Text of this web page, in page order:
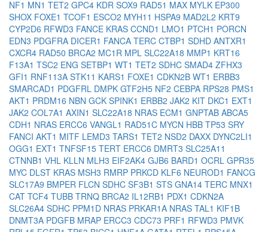
NF1 MN1 TET2 GPC4 KDR SOX9 RAD51 MAX MYLK EP300
SHOX FOXE1 TCOF1 ESCO2 MYH11 HSPA9 MAD2L2 KRT9
CYP2D6 RFWD3 FANCE KRAS CCND1 LMO1 PTCH1 PORCN
EDN3 PDGFRA DICER1 FANCA TERC CTBP1 SDHD ANTXR1
CXCR4 RAD50 BRCA2 MC1R MPL SLC22A18 MMP1 KRT16
F13A1 TSC2 ENG SETBP1 WT1 TET2 SDHC SMAD4 ZFHX3
GFI1 RNF113A STK11 KARS1 FOXE1 CDKN2B WT1 ERBB3
SMARCAD1 PDGFRL DMPK GTF2H5 NF2 CEBPA RPS28 PMS1
AKT1 PRDM16 NBN GCK SPINK1 ERBB2 JAK2 KIT DKC1 EXT1
JAK2 COL7A1 AXIN1 SLC22A18 NRAS ECM1 GNPTAB ABCA5
CDH1 NRAS ERCC6 VANGL1 RAD51C MYCN HBB TP53 SRY
FANCI AKT1 MITF LEMD3 TARS1 TET2 NSD2 DAXX DYNC2LI1
OGG1 EXT1 TNFSF15 TERT ERCC6 DMRT3 SLC25A11
CTNNB1 VHL KLLN MLH3 EIF2AK4 GJB6 BARD1 OCRL GPR35
MYC DLST KRAS MSH3 RMRP PRKCD KLF6 NEUROD1 FANCG
SLC17A9 BMPER FLCN SDHC SF3B1 STS GNA14 TERC MNX1
CAT TCF4 TUBB TRNQ BRCA2 IL12RB1 PDX1 CDKN2A
SLC26A4 SDHC PPM1D NRAS PRKAR1A NRAS TAL1 KIF1B
DNMT3A PDGFB MRAP ERCC3 CDC73 PRF1 RFWD3 PMVK